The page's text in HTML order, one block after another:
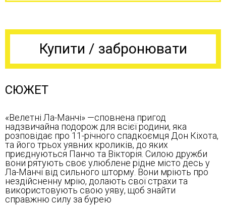
Купити / забронювати
СЮЖЕТ
«Велетні Ла-Манчі» —сповнена пригод
надзвичайна подорож для всієї родини, яка
розповідає про 11-річного спадкоємця Дон Кіхота,
та його трьох уявних кроликів, до яких
приєднуються Панчо та Вікторія. Силою дружби
вони рятують своє улюблене рідне місто десь у
Ла-Манчі від сильного шторму. Вони мріють про
нездійсненну мрію, долають свої страхи та
використовують свою уяву, щоб знайти
справжню силу за бурею